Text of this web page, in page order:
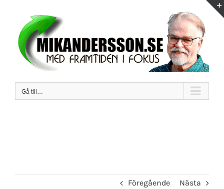
innehållet
Gå till…
Föregående Nästa